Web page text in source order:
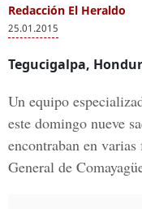
Redacción El Heraldo
25.01.2015
Tegucigalpa,
Un equipo
este domingo nueve
encontraban en
General de